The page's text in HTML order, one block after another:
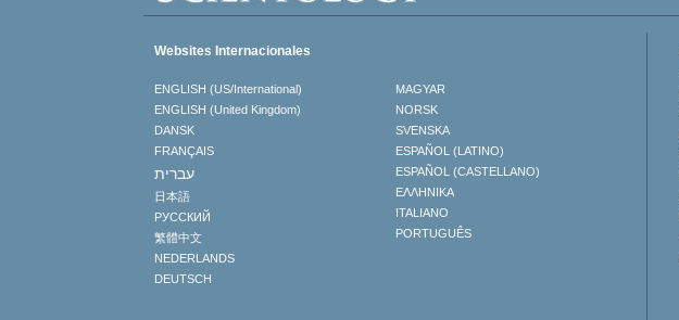
Websites Internacionales
ENGLISH (US/International)
ENGLISH (United Kingdom)
DANSK
FRANÇAIS
עברית
日本語
РУССКИЙ
繁體中文
NEDERLANDS
DEUTSCH
MAGYAR
NORSK
SVENSKA
ESPAÑOL (LATINO)
ESPAÑOL (CASTELLANO)
ΕΛΛΗΝΙΚA
ITALIANO
PORTUGUÊS